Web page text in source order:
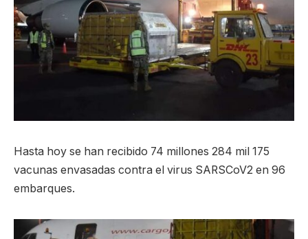
Hasta hoy se han recibido 74 millones 284 mil 175
vacunas envasadas contra el virus SARSCoV2 en 96
embarques.